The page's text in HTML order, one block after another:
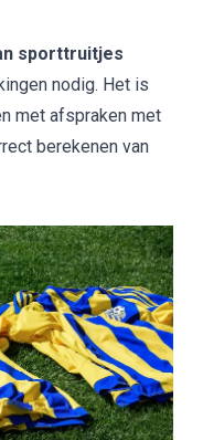
sporttruitjes
nodig. Het is
met afspraken met
berekenen van